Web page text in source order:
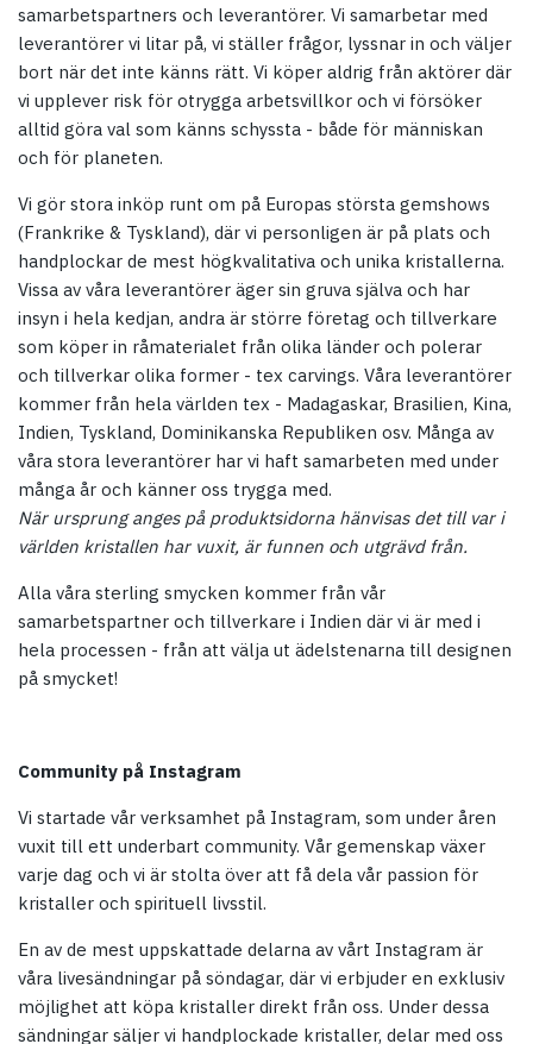
samarbetspartners och leverantörer. Vi samarbetar med
leverantörer vi litar på, vi ställer frågor, lyssnar in och väljer
bort när det inte känns rätt. Vi köper aldrig från aktörer där
vi upplever risk för otrygga arbetsvillkor och vi försöker
alltid göra val som känns schyssta - både för människan
och för planeten.
Vi gör stora inköp runt om på Europas största gemshows
(Frankrike & Tyskland), där vi personligen är på plats och
handplockar de mest högkvalitativa och unika kristallerna.
Vissa av våra leverantörer äger sin gruva själva och har
insyn i hela kedjan, andra är större företag och tillverkare
som köper in råmaterialet från olika länder och polerar
och tillverkar olika former - tex carvings. Våra leverantörer
kommer från hela världen tex - Madagaskar, Brasilien, Kina,
Indien, Tyskland, Dominikanska Republiken osv. Många av
våra stora leverantörer har vi haft samarbeten med under
många år och känner oss trygga med.
När ursprung anges på produktsidorna hänvisas det till var i
världen kristallen har vuxit, är funnen och utgrävd från.
Alla våra sterling smycken kommer från vår
samarbetspartner och tillverkare i Indien där vi är med i
hela processen - från att välja ut ädelstenarna till designen
på smycket!
Community på Instagram
Vi startade vår verksamhet på Instagram, som under åren
vuxit till ett underbart community. Vår gemenskap växer
varje dag och vi är stolta över att få dela vår passion för
kristaller och spirituell livsstil.
En av de mest uppskattade delarna av vårt Instagram är
våra livesändningar på söndagar, där vi erbjuder en exklusiv
möjlighet att köpa kristaller direkt från oss. Under dessa
sändningar säljer vi handplockade kristaller, delar med oss